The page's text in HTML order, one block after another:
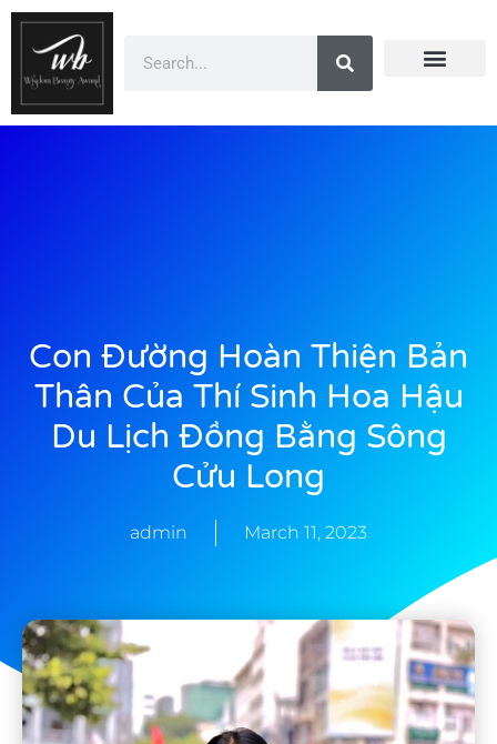
Con Đường Hoàn Thiện Bản
Thân Của Thí Sinh Hoa Hậu
Du Lịch Đồng Bằng Sông
Cửu Long
admin March 11, 2023